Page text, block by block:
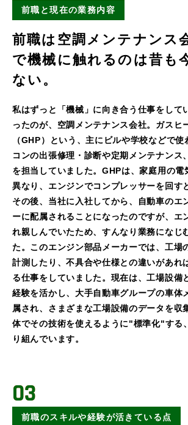
前職と現在の業務内容
前職は空調メンテナンス
で機械に触れるのは昔も
ない。
私はずっと「機械」に向き合う仕事をして
ったのが、空調メンテナンス会社。ガスヒ
（GHP）という、主にビルや学校などで
コンの出張修理・診断や定期メンテナンス
を担当していました。GHPは、家庭用の電
異なり、エンジンでコンプレッサーを回す
その後、当社に入社してから、自動車のエ
ーに配属されることになったのですが、エ
れ親しんでいたため、すんなり業務になじ
た。このエンジン部品メーカーでは、工場
計測したり、不具合や仕様との違いがあれ
る仕事をしていました。現在は、工場設備
経験を活かし、大手自動車グループの車体
属され、さまざまな工場設備のデータを収
体でその技術を使えるように"標準化"する
り組んでいます。
03
前職のスキルや経験が活きている点